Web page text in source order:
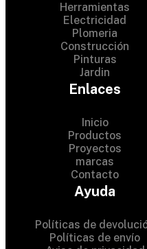
Herramientas
Electricidad
Plomeria
Construcción
Pinturas
Jardin
Enlaces
Inicio
Productos
Proyectos
marcas
Contacto
Ayuda
Políticas de
Políticas de envío